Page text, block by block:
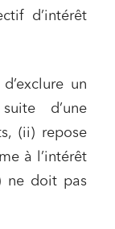
d’intérêt
un
d’une
(ii) repose
à l’intérêt
ne doit pas